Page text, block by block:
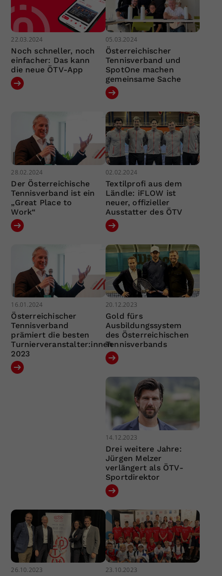
22.03.2024
Noch schneller, noch
einfacher: Das kann
die neue ÖTV-App
05.03.2024
Österreichischer
Tennisverband und
SpotOne machen
gemeinsame Sache
28.02.2024
Der Österreichische
Tennisverband ist ein
„Great Place to
Work“
02.02.2024
Textilprofi aus dem
Ländle: iFLOW ist
neuer, offizieller
Ausstatter des ÖTV
16.01.2024
Österreichischer
Tennisverband
prämiert die besten
Turnierveranstalter:innen
2023
20.12.2023
Gold fürs
Ausbildungssystem
des Österreichischen
Tennisverbands
14.12.2023
Drei weitere Jahre:
Jürgen Melzer
verlängert als ÖTV-
Sportdirektor
26.10.2023 23.10.2023